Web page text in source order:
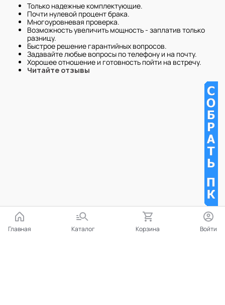
Только надежные комплектующие.
Почти нулевой процент брака.
Многоуровневая проверка.
Возможность увеличить мощность - заплатив только
разницу.
Быстрое решение гарантийных вопросов.
Задавайте любые вопросы по телефону и на почту.
Хорошее отношение и готовность пойти на встречу.
Читайте отзывы
Главная Каталог Корзина Войти